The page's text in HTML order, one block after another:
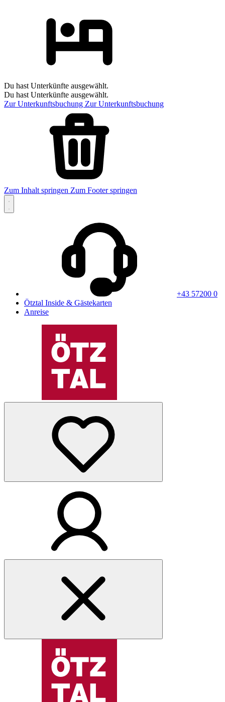
Du hast Unterkünfte ausgewählt.
Du hast Unterkünfte ausgewählt.
Zur Unterkunftsbuchung Zur Unterkunftsbuchung
Zum Inhalt springen Zum Footer springen
+43 57200 0
Ötztal Inside & Gästekarten
Anreise